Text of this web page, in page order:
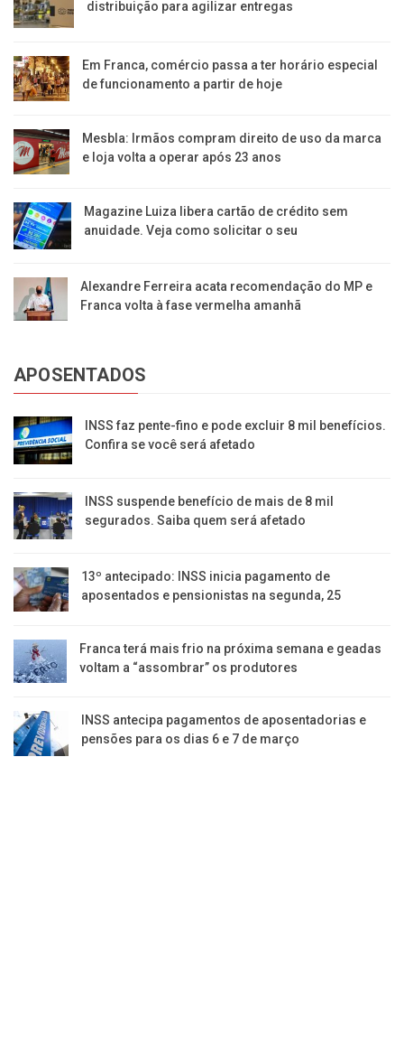
distribuição para agilizar entregas
Em Franca, comércio passa a ter horário especial
de funcionamento a partir de hoje
Mesbla: Irmãos compram direito de uso da marca
e loja volta a operar após 23 anos
Magazine Luiza libera cartão de crédito sem
anuidade. Veja como solicitar o seu
Alexandre Ferreira acata recomendação do MP e
Franca volta à fase vermelha amanhã
APOSENTADOS
INSS faz pente-fino e pode excluir 8 mil benefícios.
Confira se você será afetado
INSS suspende benefício de mais de 8 mil
segurados. Saiba quem será afetado
13º antecipado: INSS inicia pagamento de
aposentados e pensionistas na segunda, 25
Franca terá mais frio na próxima semana e geadas
voltam a “assombrar” os produtores
INSS antecipa pagamentos de aposentadorias e
pensões para os dias 6 e 7 de março